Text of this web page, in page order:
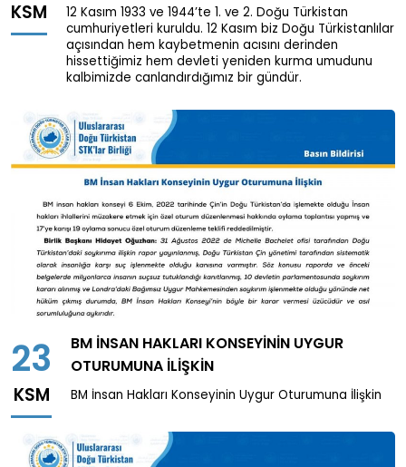
KSM
12 Kasım 1933 ve 1944’te 1. ve 2. Doğu Türkistan
cumhuriyetleri kuruldu. 12 Kasım biz Doğu Türkistanlılar
açısından hem kaybetmenin acısını derinden
hissettiğimiz hem devleti yeniden kurma umudunu
kalbimizde canlandırdığımız bir gündür.
23
KSM
BM İNSAN HAKLARI KONSEYININ UYGUR
OTURUMUNA İLIŞKIN
BM İnsan Hakları Konseyinin Uygur Oturumuna İlişkin